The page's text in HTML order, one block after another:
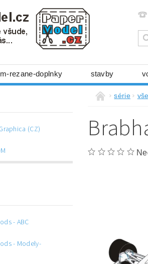
rezane-doplnky stavby
mechanismy,
doplňky 3D tištěné doplňky
Obchodní podmínky
(CZ)
- ABC
- Modely-
série